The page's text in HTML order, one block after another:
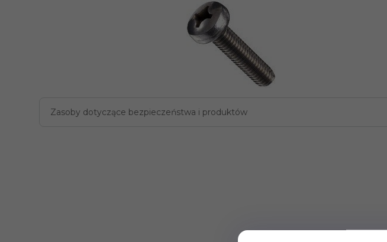
Zasoby dotyczące bezpieczeństwa i produktów